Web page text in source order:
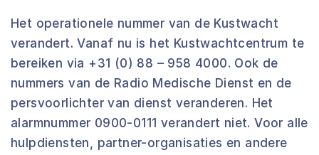
Het operationele nummer van de Kustwacht
verandert. Vanaf nu is het Kustwachtcentrum te
bereiken via +31 (0) 88 – 958 4000. Ook de
nummers van de Radio Medische Dienst en de
persvoorlichter van dienst veranderen. Het
alarmnummer 0900-0111 verandert niet. Voor alle
hulpdiensten, partner-organisaties en andere